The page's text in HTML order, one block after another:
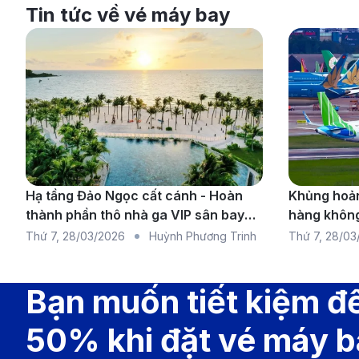
Hiện tại, hành trình từ Quy Nhơn đến Huế chưa có
hoặc Đà Nẵng. Thời gian bay tổng cộng dao động từ
chuyến bay nối chuyến, hành khách sẽ có thời gian
Tin tức về vé máy bay
Hạ tầng Đảo Ngọc cất cánh - Hoàn
thành phần thô nhà ga VIP sân bay
Phú Quốc
Thứ 7, 28/03/2026 Huỳnh Phương Trinh
Khủng
hàng
chuyến
Thứ 7, 28/
Bạn muốn tiết kiệm
50% khi đặt vé máy